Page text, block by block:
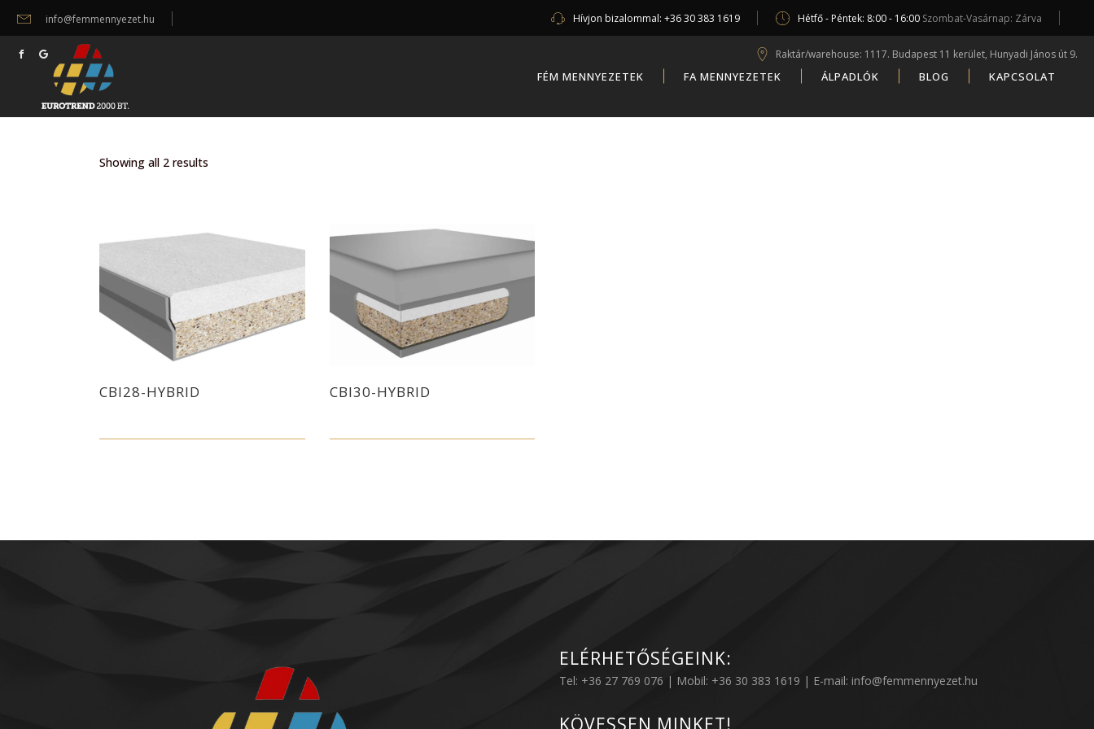
info@femmennyezet.hu Hívjon bizalommal: +36 30 383 1619 Hétfő - Péntek: 8:00 - 16:00 Szombat-Vasárnap: Zárva
Raktár/warehouse: 1117. Budapest 11 kerület, Hunyadi János út 9.
FÉM MENNYEZETEK FA MENNYEZETEK ÁLPADLÓK BLOG KAPCSOLAT
Showing all 2 results
CBI28-HYBRID CBI30-HYBRID
ELÉRHETŐSÉGEINK:
Tel: +36 27 769 076 | Mobil: +36 30 383 1619 | E-mail: info@femmennyezet.hu
KÖVESSEN MINKET!